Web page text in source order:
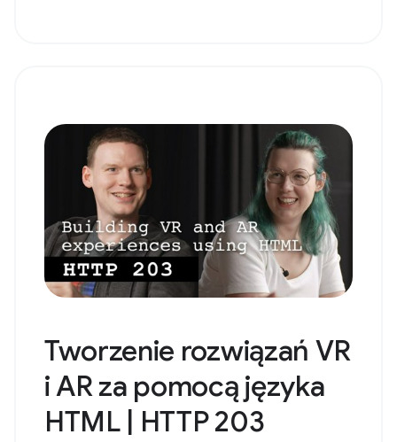
Tworzenie rozwiązań VR
i AR za pomocą języka
HTML | HTTP 203